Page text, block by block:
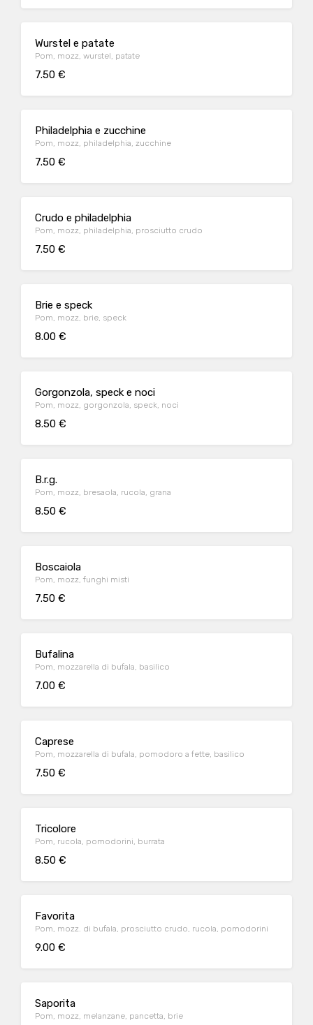
Wurstel e patate
Pom, mozz, wurstel, patate
7.50 €
Philadelphia e zucchine
Pom, mozz, philadelphia, zucchine
7.50 €
Crudo e philadelphia
Pom, mozz, philadelphia, prosciutto crudo
7.50 €
Brie e speck
Pom, mozz, brie, speck
8.00 €
Gorgonzola, speck e noci
Pom, mozz, gorgonzola, speck, noci
8.50 €
B.r.g.
Pom, mozz, bresaola, rucola, grana
8.50 €
Boscaiola
Pom, mozz, funghi misti
7.50 €
Bufalina
Pom, mozzarella di bufala, basilico
7.00 €
Caprese
Pom, mozzarella di bufala, pomodoro a fette, basilico
7.50 €
Tricolore
Pom, rucola, pomodorini, burrata
8.50 €
Favorita
Pom, mozz. di bufala, prosciutto crudo, rucola, pomodorini
9.00 €
Saporita
Pom, mozz, melanzane, pancetta, brie